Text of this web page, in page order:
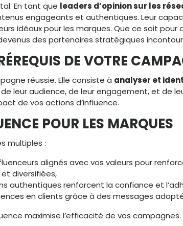
En tant que leaders d’opinion sur les
engageants et authentiques. Leur
idéaux pour les marques. Que ce soit pour
des partenaires stratégiques
DE VOTRE
réussie. Elle consiste à analyser et
leur audience, de leur engagement, et de
de vos actions d’influence.
POUR LES MARQUES
multiples :
alignés avec vos valeurs pour
diversifiées,
authentiques renforcent la confiance et
en clients grâce à des messages
maximise l’efficacité de vos campagnes.